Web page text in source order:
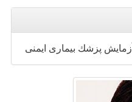
آزمایش پزشك بیماری ایمنی